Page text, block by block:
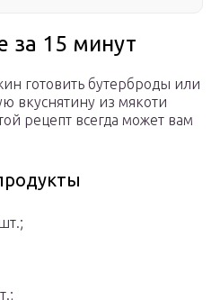
за 15 минут
готовить бутерброды или
вкуснятину из мякоти
рецепт всегда может вам